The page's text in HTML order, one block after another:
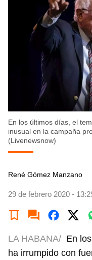
En los últimos días, el
inusual en la campaña
(Livenewsnow)
René Gómez Manzano
29 de febrero 2020 -
LA HABANA/ En
ha irrumpido con